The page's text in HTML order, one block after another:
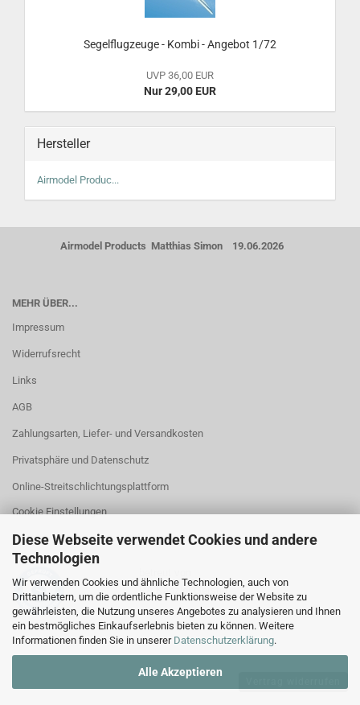
Diese Webseite verwendet Cookies und andere
Technologien
Wir verwenden Cookies und ähnliche Technologien, auch von
Drittanbietern, um die ordentliche Funktionsweise der Website zu
gewährleisten, die Nutzung unseres Angebotes zu analysieren und Ihnen
ein bestmögliches Einkaufserlebnis bieten zu können. Weitere
Informationen finden Sie in unserer Datenschutzerklärung.
Alle Akzeptieren
Segelflugzeuge - Kombi - Angebot 1/72
UVP 36,00 EUR
Nur 29,00 EUR
Hersteller
Airmodel Produc...
Airmodel Products Matthias Simon 19.06.2026
MEHR ÜBER...
Impressum
Widerrufsrecht
Links
AGB
Zahlungsarten, Liefer- und Versandkosten
Privatsphäre und Datenschutz
Online-Streitschlichtungsplattform
Cookie Einstellungen
RA Kanzlei Gerstel